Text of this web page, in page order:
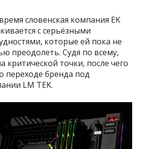
словенская компания EK
с серьёзными
которые ей пока не
преодолеть. Судя по всему,
критической точки, после чего
переходе бренда под
LM TEK.